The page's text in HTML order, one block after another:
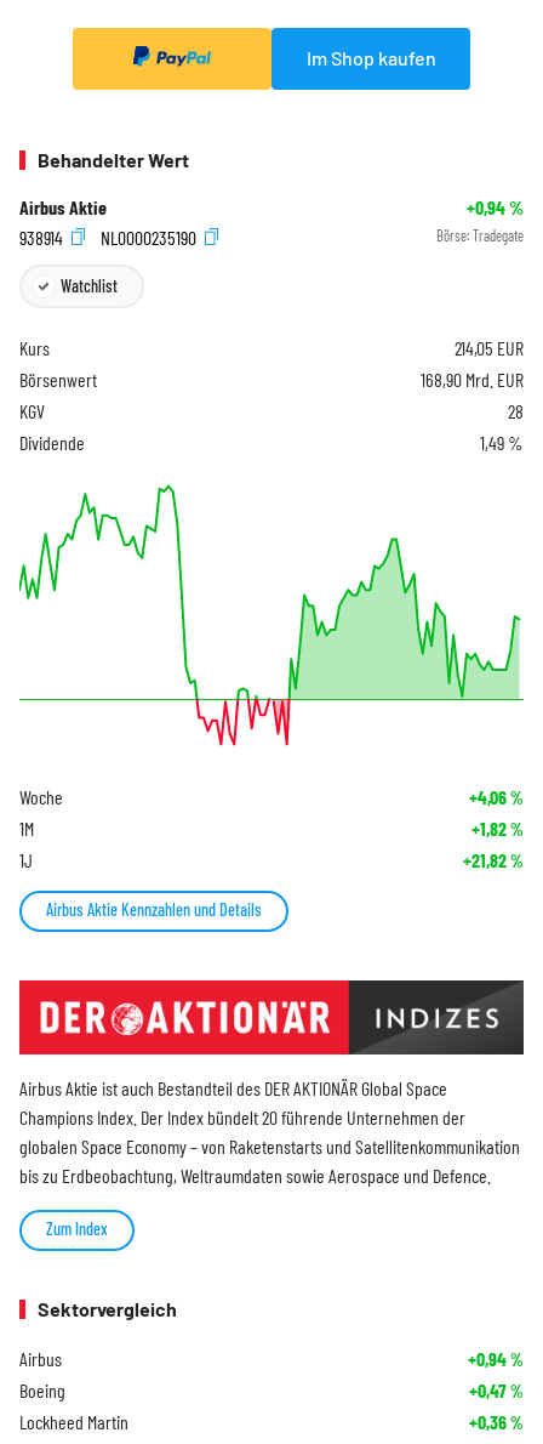
Im Shop kaufen
Behandelter Wert
Airbus Aktie +0,94%
938914
NL0000235190 Börse: Tradegate
Watchlist
Kurs 214,05 EUR
Börsenwert
168,90 Mrd. EUR
KGV
28
Dividende
1,49 %
Woche +4,06%
1M +1,82%
1J +21,82%
Airbus Aktie Kennzahlen und Details
Airbus Aktie ist auch Bestandteil des DER AKTIONÄR Global Space
Champions Index. Der Index bündelt 20 führende Unternehmen der
globalen Space Economy – von Raketenstarts und Satellitenkommunikation
bis zu Erdbeobachtung, Weltraumdaten sowie Aerospace und Defence.
Zum Index
Sektorvergleich
Airbus +0,94%
Boeing +0,47%
Lockheed Martin +0,36%